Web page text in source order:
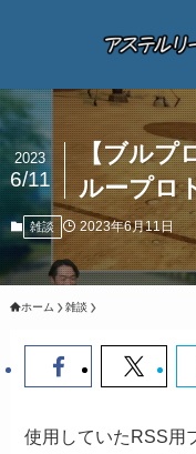
【ブルプ
ループロ
2023
6/11
雑談 2023年6月11日
ホーム 雑談
使用していたRSS用